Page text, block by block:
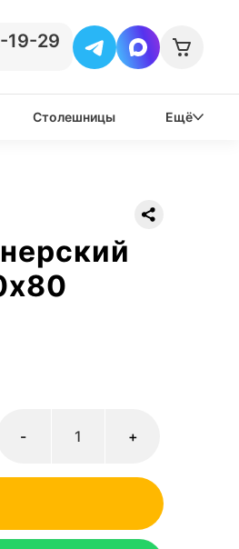
19-29
Столешницы Ещё
+
-